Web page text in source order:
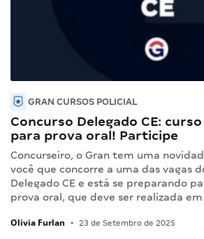
GRAN CURSOS POLICIAL
Concurso Delegado CE:
para prova oral! Participe
Concurseiro, o Gran tem uma
você que concorre a uma das vagas
Delegado CE e está se preparando
prova oral, que deve ser realizada
Olivia Furlan • 23 de Setembro de 2025